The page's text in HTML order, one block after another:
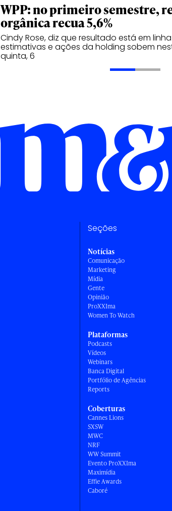
WPP: no primeiro semestre,
orgânica recua 5,6%
Cindy Rose, diz que resultado está em
estimativas e ações da holding sobem
quinta, 6
Seções
Notícias
Comunicação
Marketing
Mídia
Gente
Opinião
ProXXIma
Women To Watch
Plataformas
Podcasts
Vídeos
Webinars
Banca Digital
Portfólio de Agências
Reports
Coberturas
Cannes Lions
SXSW
MWC
NRF
WW Summit
Evento ProXXIma
Maximídia
Effie Awards
Caboré